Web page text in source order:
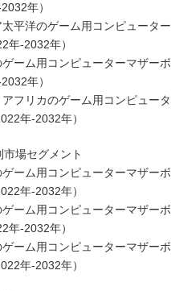
年）
平洋のゲーム用コンピュータ
年-2032年）
ーム用コンピューターマザー
年）
フリカのゲーム用コンピュー
年-2032年）
場セグメント
ーム用コンピューターマザー
年-2032年）
ーム用コンピューターマザー
年-2032年）
ーム用コンピューターマザー
年-2032年）